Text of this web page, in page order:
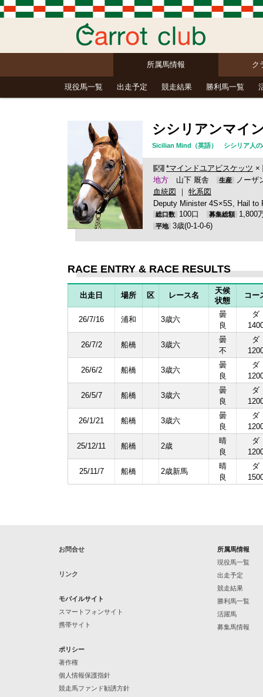
所属馬情報 ク
現役馬一覧 出走予定 競走結果 勝利馬一覧
シシリアンマイ
Sicilian Mind（英語） シシリア人の
父 *マインドユアビスケッツ ×
地方 山下 厩舎 生産
ノーザ
血統図
｜ 牝系図
Deputy Minister 4S×5S, Hail to
総口数 100口 募集総額
平地 3歳(0-1-0-6)
RACE ENTRY & RACE RESULTS
出走日 場所 区 レース名
天候
状態
コー
26/7/16 浦和 3歳六
曇
良
ダ
26/7/2 船橋 3歳六
曇
不
ダ
26/6/2 船橋 3歳六
曇
良
ダ
26/5/7 船橋 3歳六
曇
良
ダ
26/1/21 船橋 3歳六
曇
良
ダ
25/12/11 船橋 2歳
晴
良
ダ
25/11/7 船橋 2歳新馬
晴
良
ダ
お問合せ
リンク
モバイルサイト
スマートフォンサイト
携帯サイト
ポリシー
著作権
個人情報保護指針
競走馬ファンド勧誘方針
所属馬情報
現役馬一覧
出走予定
競走結果
勝利馬一覧
活躍馬
募集馬情報